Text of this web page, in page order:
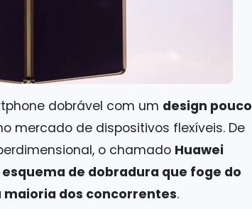
dobrável com um design pouco
mercado de dispositivos flexíveis. De
o chamado Huawei
de dobradura que foge do
maioria dos concorrentes.